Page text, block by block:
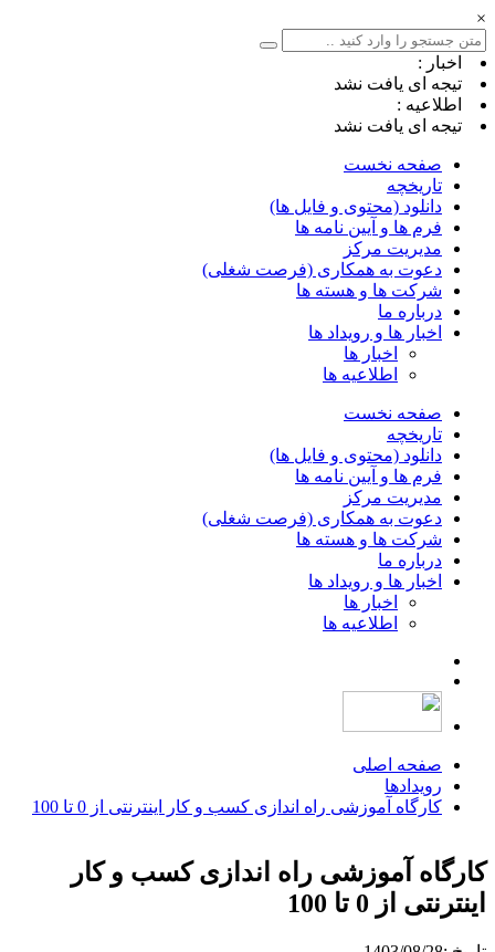
×
اخبار :
تیجه ای یافت نشد
اطلاعیه :
تیجه ای یافت نشد
صفحه نخست
تاریخچه
دانلود (محتوی و فایل ها)
فرم ها و آیین نامه ها
مدیریت مرکز
دعوت به همکاری (فرصت شغلی)
شرکت ها و هسته ها
درباره ما
اخبار ها و رویداد ها
اخبار ها
اطلاعیه ها
صفحه نخست
تاریخچه
دانلود (محتوی و فایل ها)
فرم ها و آیین نامه ها
مدیریت مرکز
دعوت به همکاری (فرصت شغلی)
شرکت ها و هسته ها
درباره ما
اخبار ها و رویداد ها
اخبار ها
اطلاعیه ها
صفحه اصلی
رویدادها
کارگاه آموزشی راه اندازی کسب و کار اینترنتی از 0 تا 100
کارگاه آموزشی راه اندازی کسب و کار
اینترنتی از 0 تا 100